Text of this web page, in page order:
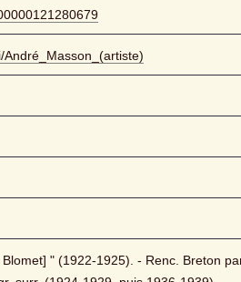
André_Masson_(artiste)
" (1922-1925). - Renc. Breton